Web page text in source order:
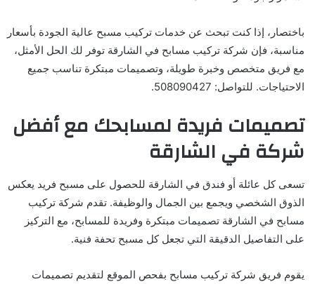
باختصار، إذا كنت تبحث عن خدمات تركيب مسبح عالية الجودة بأسعار
مناسبة، فإن شركة تركيب مسابح في الشارقة توفر لك الحل الأمثل،
مع فريق متخصص وخبرة طويلة، وتصميمات مبتكرة تناسب جميع
الاحتياجات. للتواصل: 508090427.
تصميمات فريدة لمسابحك مع أفضل
شركة في الشارقة
تسعى كل عائلة أو فندق في الشارقة للحصول على مسبح فريد يعكس
الذوق الشخصي ويجمع بين الجمال والوظيفة. تقدم شركة تركيب
مسابح في الشارقة تصميمات مبتكرة وفريدة للمسابح، مع التركيز
على التفاصيل الدقيقة التي تجعل كل مسبح تحفة فنية.
يقوم فريق شركة تركيب مسابح بفحص الموقع لتقديم تصميمات